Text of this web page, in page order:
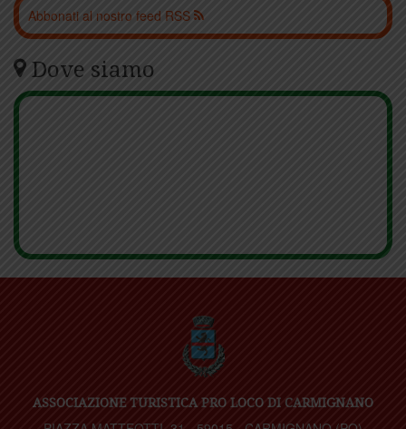
Abbonati al nostro feed RSS
Dove siamo
ASSOCIAZIONE TURISTICA PRO LOCO DI CARMIGNANO